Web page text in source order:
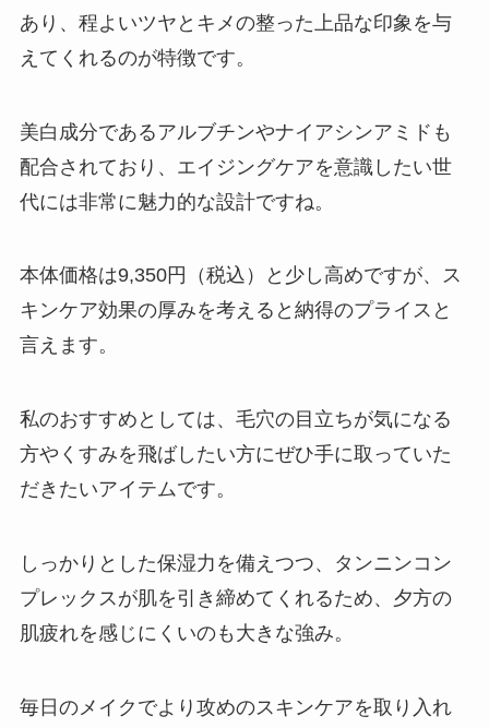
あり、程よいツヤとキメの整った上品な印象を与
えてくれるのが特徴です。
美白成分であるアルブチンやナイアシンアミドも
配合されており、エイジングケアを意識したい世
代には非常に魅力的な設計ですね。
本体価格は9,350円（税込）と少し高めですが、ス
キンケア効果の厚みを考えると納得のプライスと
言えます。
私のおすすめとしては、毛穴の目立ちが気になる
方やくすみを飛ばしたい方にぜひ手に取っていた
だきたいアイテムです。
しっかりとした保湿力を備えつつ、タンニンコン
プレックスが肌を引き締めてくれるため、夕方の
肌疲れを感じにくいのも大きな強み。
毎日のメイクでより攻めのスキンケアを取り入れ